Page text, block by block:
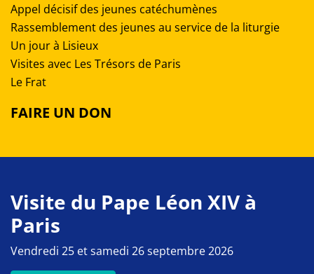
Appel décisif des jeunes catéchumènes
Rassemblement des jeunes au service de la liturgie
Un jour à Lisieux
Visites avec Les Trésors de Paris
Le Frat
FAIRE UN DON
Visite du Pape Léon XIV à
Paris
Vendredi 25 et samedi 26 septembre 2026